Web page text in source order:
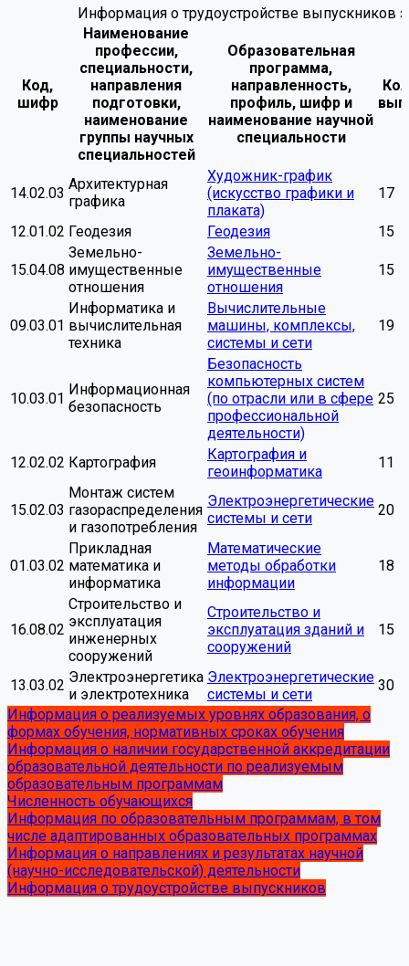
Информация о трудоустройстве выпускников
Код,
шифр
Наименование
профессии,
специальности,
направления
подготовки,
наименование
группы научных
специальностей
Образовательная
программа,
направленность,
профиль, шифр и
наименование научной
специальности
14.02.03
Архитектурная
графика
Художник-график
(искусство графики и
плаката)
17
12.01.02 Геодезия Геодезия 15
15.04.08
Земельно-
имущественные
отношения
Земельно-
имущественные
отношения
15
09.03.01
Информатика и
вычислительная
техника
Вычислительные
машины, комплексы,
системы и сети
19
10.03.01
Информационная
безопасность
Безопасность
компьютерных систем
(по отрасли или в сфере
профессиональной
деятельности)
25
12.02.02 Картография
Картография и
геоинформатика
11
15.02.03
Монтаж систем
газораспределения
и газопотребления
Электроэнергетические
системы и сети
20
01.03.02
Прикладная
математика и
информатика
Математические
методы обработки
информации
18
16.08.02
Строительство и
эксплуатация
инженерных
сооружений
Строительство и
эксплуатация зданий и
сооружений
15
13.03.02 Электроэнергетика
и электротехника
Электроэнергетические
системы и сети
30
Информация о реализуемых уровнях образования, о
формах обучения, нормативных сроках обучения
Информация о наличии государственной аккредитации
образовательной деятельности по реализуемым
образовательным программам
Численность обучающихся
Информация по образовательным программам, в том
числе адаптированных образовательных программах
Информация о направлениях и результатах научной
(научно-исследовательской) деятельности
Информация о трудоустройстве выпускников